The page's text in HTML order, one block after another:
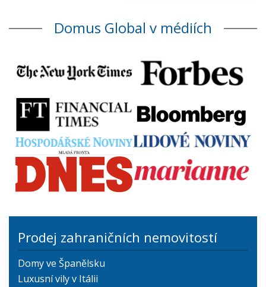
Domus Global v médiích
Prodej zahraničních nemovitostí
Domy ve Španělsku
Luxusní vily v Itálii